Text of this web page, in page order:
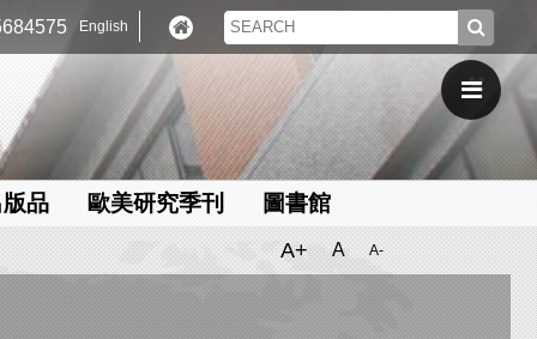
English
版品 歐美研究季刊 圖書館
A+ A A-